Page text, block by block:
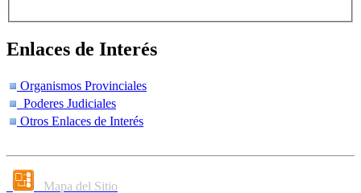
Enlaces de Interés
Organismos Provinciales
Poderes Judiciales
Otros Enlaces de Interés
Mapa del Sitio